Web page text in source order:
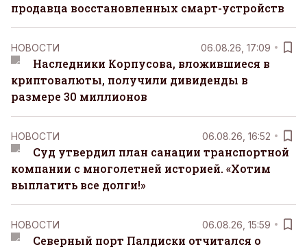
продавца восстановленных смарт-устройств
НОВОСТИ 06.08.26, 17:09
Наследники Корпусова, вложившиеся в
криптовалюты, получили дивиденды в
размере 30 миллионов
НОВОСТИ 06.08.26, 16:52
Суд утвердил план санации транспортной
компании с многолетней историей. «Хотим
выплатить все долги!»
НОВОСТИ 06.08.26, 15:59
Северный порт Палдиски отчитался о